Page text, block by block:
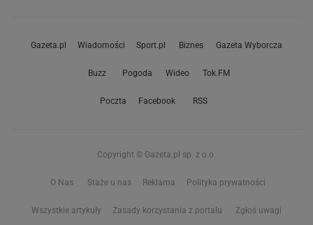
Gazeta.pl Wiadomości Sport.pl Biznes Gazeta Wyborcza
Buzz Pogoda Wideo Tok.FM
Poczta Facebook RSS
Copyright © Gazeta.pl sp. z o.o.
O Nas Staże u nas Reklama Polityka prywatności
Wszystkie artykuły Zasady korzystania z portalu Zgłoś uwagi